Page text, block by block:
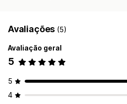
Avaliações (5)
Avaliação geral
5
5
4